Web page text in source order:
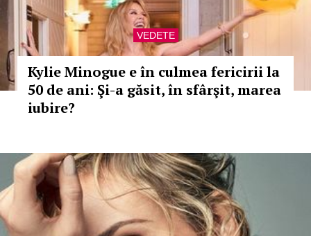
VEDETE
Kylie Minogue e în culmea fericirii la
50 de ani: Şi-a găsit, în sfârşit, marea
iubire?